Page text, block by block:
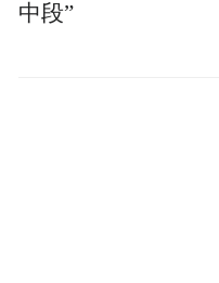
布，本平台仅提供信息
Notice: The content
pictures and audios
中段”